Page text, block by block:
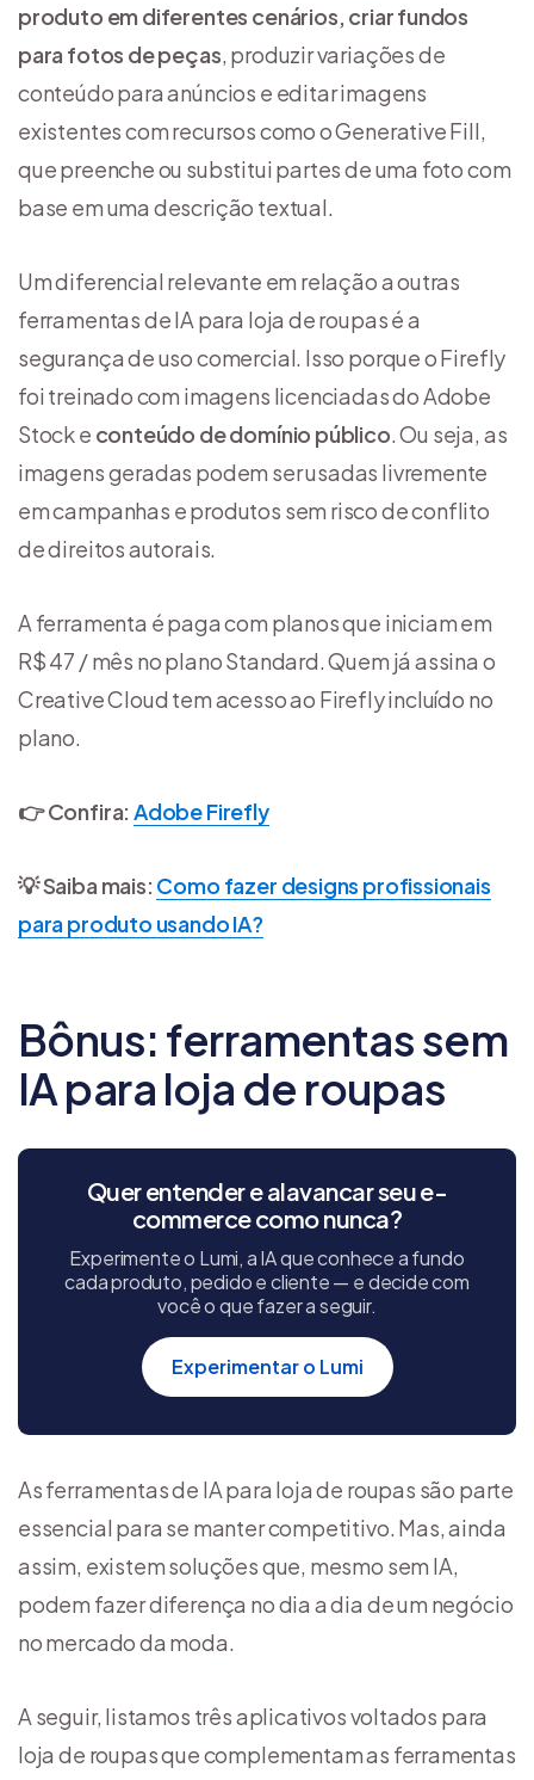
produto em diferentes cenários, criar fundos
para fotos de peças, produzir variações de
conteúdo para anúncios e editar imagens
existentes com recursos como o Generative Fill,
que preenche ou substitui partes de uma foto com
base em uma descrição textual.
Um diferencial relevante em relação a outras
ferramentas de IA para loja de roupas é a
segurança de uso comercial. Isso porque o Firefly
foi treinado com imagens licenciadas do Adobe
Stock e conteúdo de domínio público. Ou seja, as
imagens geradas podem ser usadas livremente
em campanhas e produtos sem risco de conflito
de direitos autorais.
A ferramenta é paga com planos que iniciam em
R$ 47 / mês no plano Standard. Quem já assina o
Creative Cloud tem acesso ao Firefly incluído no
plano.
👉 Confira:Adobe Firefly
💡 Saiba mais: Como fazer designs profissionais
para produto usando IA?
Bônus: ferramentas sem
IA para loja de roupas
Quer entender e alavancar seu e-
commerce como nunca?
Experimente o Lumi, a IA que conhece a fundo
cada produto, pedido e cliente — e decide com
você o que fazer a seguir.
Experimentar o Lumi
As ferramentas de IA para loja de roupas são parte
essencial para se manter competitivo. Mas, ainda
assim, existem soluções que, mesmo sem IA,
podem fazer diferença no dia a dia de um negócio
no mercado da moda.
A seguir, listamos três aplicativos voltados para
loja de roupas que complementam as ferramentas